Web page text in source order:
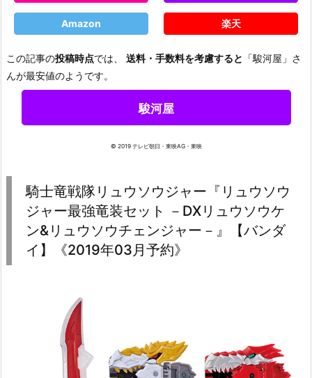
Amazon 楽天
この記事の投稿時点では、 送料・手数料を考慮すると 「駿河屋」さ
んが最安値のようです。
駿河屋
© 2019 テレビ朝日・東映AG・東映
騎士竜戦隊リュウソウジャー『リュウソウ
ジャー最強竜装セット －DXリュウソウケ
ン&リュウソウチェンジャー－』【バンダ
イ】《2019年03月予約》